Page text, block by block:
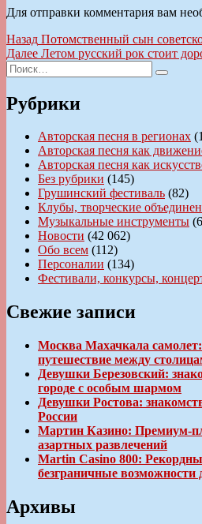
Для отправки комментария вам
Навигация
по
записям
Назад Предыдущая
запись:
Потомственный сын
Далее Следующая
Летом русский рок стоит
Искать:
Поиск
Рубрики
Авторская песня в регионах
Авторская песня как
Авторская песня как
Без рубрики (145)
Грушинский фестиваль (82)
Клубы, творческие
Музыкальные инструменты
Новости (42 062)
Обо всем (112)
Персоналии (134)
Фестивали, конкурсы,
Свежие записи
Москва Махачкала
путешествие между
Девушки Березовский:
городе с особым шармом
Девушки Ростова:
России
Мартин Казино: Премиум-
азартных развлечений
Martin Casino 800:
безграничные
Архивы